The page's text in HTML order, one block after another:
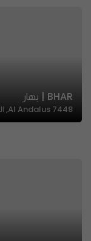
BHAR | بهار
7448 Al Andalus, الحمراء، Jeddah 23212 3268, Saudi Arabia